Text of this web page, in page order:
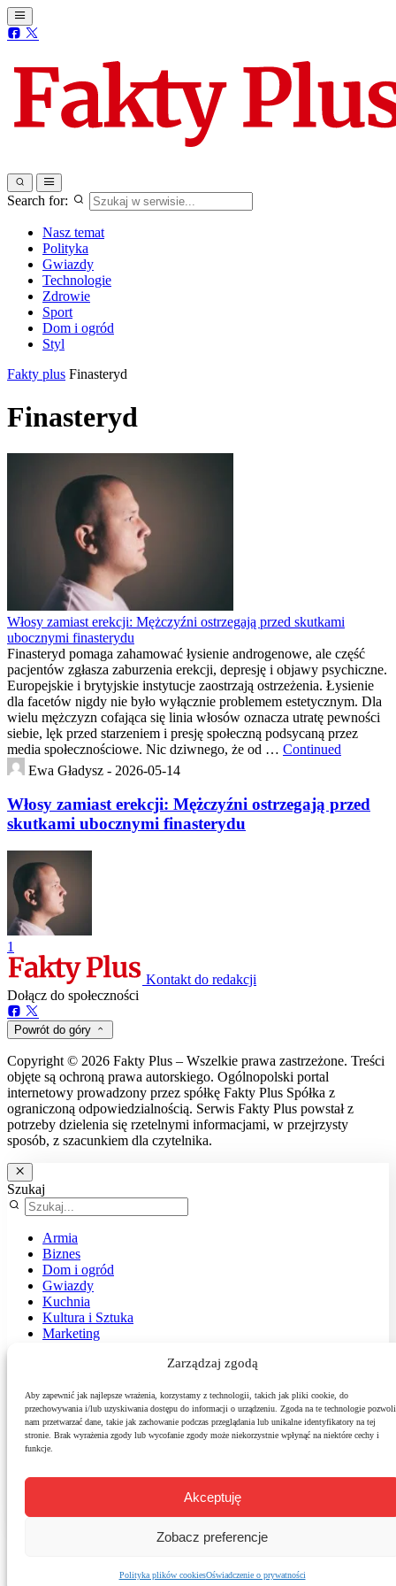
Zarządzaj zgodą
Aby zapewnić jak najlepsze wrażenia, korzystamy z technologii, takich jak pliki cookie, do
przechowywania i/lub uzyskiwania dostępu do informacji o urządzeniu. Zgoda na te technologie pozwoli
nam przetwarzać dane, takie jak zachowanie podczas przeglądania lub unikalne identyfikatory na tej
stronie. Brak wyrażenia zgody lub wycofanie zgody może niekorzystnie wpłynąć na niektóre cechy i
funkcje.
Akceptuję
Zobacz preferencje
Polityka plików cookiesOświadczenie o prywatności
Search for:
Nasz temat
Polityka
Gwiazdy
Technologie
Zdrowie
Sport
Dom i ogród
Styl
Fakty plus Finasteryd
Finasteryd
Włosy zamiast erekcji: Mężczyźni ostrzegają przed skutkami
ubocznymi finasterydu
​Finasteryd pomaga zahamować łysienie androgenowe, ale część
pacjentów zgłasza zaburzenia erekcji, depresję i objawy psychiczne.
Europejskie i brytyjskie instytucje zaostrzają ostrzeżenia. Łysienie
dla facetów nigdy nie było wyłącznie problemem estetycznym. Dla
wielu mężczyzn cofająca się linia włosów oznacza utratę pewności
siebie, lęk przed starzeniem i presję społeczną podsycaną przez
media społecznościowe. Nic dziwnego, że od … Continued
Ewa Gładysz - 2026-05-14
Włosy zamiast erekcji: Mężczyźni ostrzegają przed
skutkami ubocznymi finasterydu
1
Kontakt do redakcji
Dołącz do społeczności
Powrót do góry
Copyright © 2026 Fakty Plus – Wszelkie prawa zastrzeżone. Treści
objęte są ochroną prawa autorskiego. Ogólnopolski portal
internetowy prowadzony przez spółkę Fakty Plus Spółka z
ograniczoną odpowiedzialnością. Serwis Fakty Plus powstał z
potrzeby dzielenia się rzetelnymi informacjami, w przejrzysty
sposób, z szacunkiem dla czytelnika.
Szukaj
Armia
Biznes
Dom i ogród
Gwiazdy
Kuchnia
Kultura i Sztuka
Marketing
Podróże
Polityka
Sport
Środowisko
Technologie